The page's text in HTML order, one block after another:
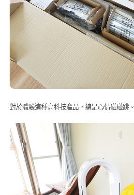
對於體驗這種高科技產品，總是心情碰碰跳。